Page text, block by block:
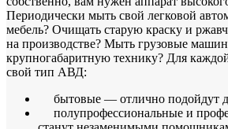
Периодически мыть свой легковой
мебель? Очищать старую краску и
на производстве? Мыть грузовые
крупногабаритную технику? Для
свой тип АВД:
бытовые — отлично подойдут
полупрофессиональные и